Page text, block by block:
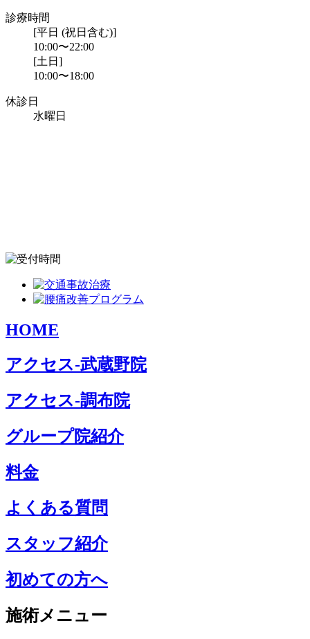
診療時間
[平日 (祝日含む)]
10:00〜22:00
[土日]
10:00〜18:00
休診日
水曜日
HOME
アクセス-武蔵野院
アクセス-調布院
グループ院紹介
料金
よくある質問
スタッフ紹介
初めての方へ
施術メニュー